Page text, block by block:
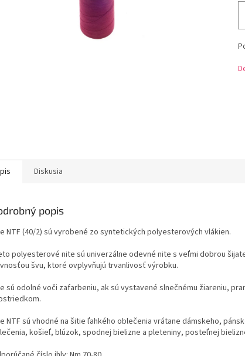
Diskusia
popis
NTF (40/2) sú vyrobené zo syntetických polyesterových vlákien.
polyesterové nite sú univerzálne odevné nite s veľmi dobrou
švu, ktoré ovplyvňujú trvanlivosť výrobku.
sú odolné voči zafarbeniu, ak sú vystavené slnečnému žiareniu,
NTF sú vhodné na šitie ľahkého oblečenia vrátane dámskeho,
košieľ, blúzok, spodnej bielizne a pleteniny, posteľnej